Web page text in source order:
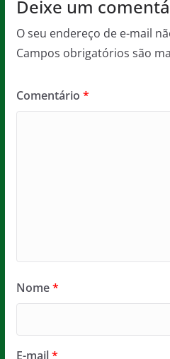
Deixe um
O seu endereço de e-mail
Campos obrigatórios são
Comentário *
Nome*
E-mail*